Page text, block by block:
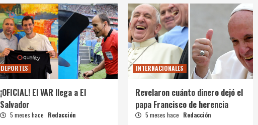
DEPORTES
¡OFICIAL! El VAR llega a El
Salvador
5 meses hace Redacción
INTERNACIONALES
Revelaron cuánto dinero dejó el
papa Francisco de herencia
5 meses hace Redacción